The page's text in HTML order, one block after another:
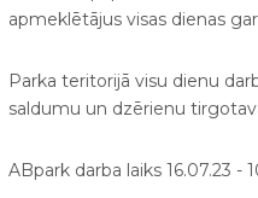
apmeklētājus visas dienas
Parka teritorijā visu dienu
saldumu un dzērienu
ABpark darba laiks 16.07.23 -